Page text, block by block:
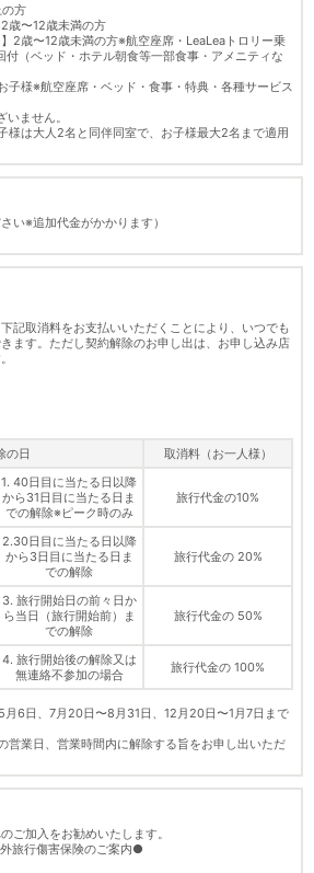
の方
2歳〜12歳未満の方
】2歳〜12歳未満の方※航空座席・LeaLeaトロリー乗
付（ベッド・ホテル朝食等一部食事・アメニティな
子様※航空座席・ベッド・食事・特典・各種サービス
ません。
様は大人2名と同伴同室で、お子様最大2名まで適用
い※追加代金がかかります）
記取消料をお支払いいただくことにより、いつでも
ます。ただし契約解除のお申し出は、お申し込み店
の日 取消料（お一人様）
1. 40日目に当たる日以降
から31日目に当たる日ま
での解除※ピーク時のみ
旅行代金の10%
2.30日目に当たる日以降
から3日目に当たる日ま
での解除
旅行代金の 20%
3. 旅行開始日の前々日か
ら当日（旅行開始前）ま
での解除
旅行代金の 50%
4. 旅行開始後の解除又は
無連絡不参加の場合
旅行代金の 100%
6日、7月20日〜8月31日、12月20日〜1月7日まで
営業日、営業時間内に解除する旨をお申し出いただ
ご加入をお勧めいたします。
旅行傷害保険のご案内●